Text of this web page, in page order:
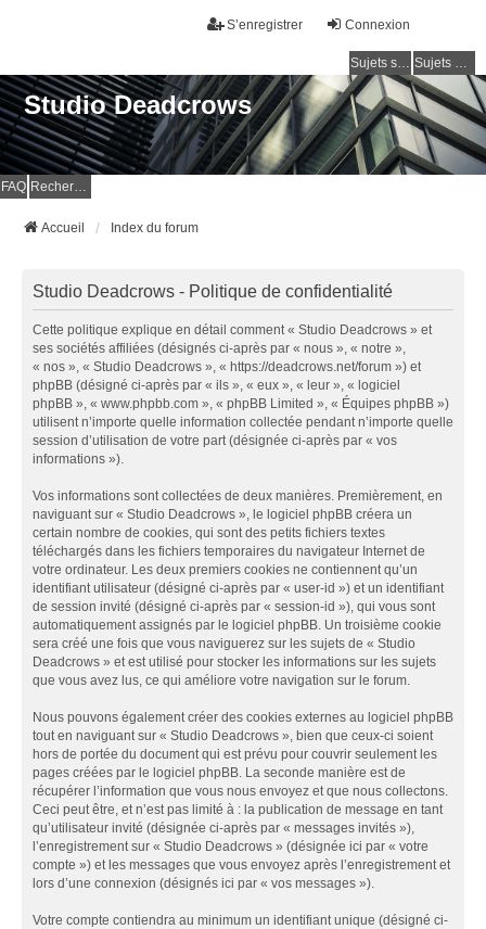
Connexion
S’enregistrer
Sujets sans réponse Sujets actifs
Studio Deadcrows
FAQ Rechercher
Accueil Index du forum
Studio Deadcrows - Politique de confidentialité
Cette politique explique en détail comment « Studio Deadcrows » et
ses sociétés affiliées (désignés ci-après par « nous », « notre »,
« nos », « Studio Deadcrows », « https://deadcrows.net/forum ») et
phpBB (désigné ci-après par « ils », « eux », « leur », « logiciel
phpBB », « www.phpbb.com », « phpBB Limited », « Équipes phpBB »)
utilisent n’importe quelle information collectée pendant n’importe quelle
session d’utilisation de votre part (désignée ci-après par « vos
informations »).
Vos informations sont collectées de deux manières. Premièrement, en
naviguant sur « Studio Deadcrows », le logiciel phpBB créera un
certain nombre de cookies, qui sont des petits fichiers textes
téléchargés dans les fichiers temporaires du navigateur Internet de
votre ordinateur. Les deux premiers cookies ne contiennent qu’un
identifiant utilisateur (désigné ci-après par « user-id ») et un identifiant
de session invité (désigné ci-après par « session-id »), qui vous sont
automatiquement assignés par le logiciel phpBB. Un troisième cookie
sera créé une fois que vous naviguerez sur les sujets de « Studio
Deadcrows » et est utilisé pour stocker les informations sur les sujets
que vous avez lus, ce qui améliore votre navigation sur le forum.
Nous pouvons également créer des cookies externes au logiciel phpBB
tout en naviguant sur « Studio Deadcrows », bien que ceux-ci soient
hors de portée du document qui est prévu pour couvrir seulement les
pages créées par le logiciel phpBB. La seconde manière est de
récupérer l’information que vous nous envoyez et que nous collectons.
Ceci peut être, et n’est pas limité à : la publication de message en tant
qu’utilisateur invité (désignée ci-après par « messages invités »),
l’enregistrement sur « Studio Deadcrows » (désignée ici par « votre
compte ») et les messages que vous envoyez après l’enregistrement et
lors d’une connexion (désignés ici par « vos messages »).
Votre compte contiendra au minimum un identifiant unique (désigné ci-